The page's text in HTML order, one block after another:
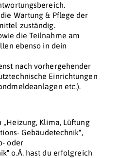
Wartung & Pflege der
zuständig.
die Teilnahme am
ebenso in dein
nach vorhergehender
Einrichtungen
etc.).
„Heizung, Klima, Lüftung
Gebäudetechnik",
oder
o.Ä. hast du erfolgreich